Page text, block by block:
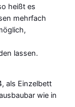
heißt es
mehrfach
lassen.
als Einzelbett
wie in